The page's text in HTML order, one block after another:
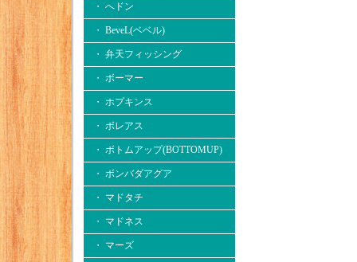
・ へドン
・ BeveL(ベベル)
・ 弁天フィッシング
・ ボーマー
・ ホプキンス
・ ボレアス
・ ボトムアップ(BOTTOMUP)
・ ボンバダアグア
・ マドタチ
・ マドネス
・ マーズ